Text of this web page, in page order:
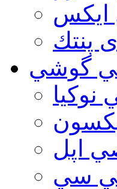
ايكس
پنتك
گوشي
اپل
سي